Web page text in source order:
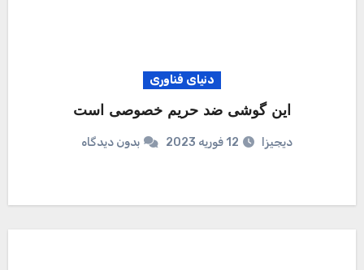
دنیای فناوری
این گوشی ضد حریم خصوصی است
دیجیزا 12 فوریه 2023 بدون دیدگاه